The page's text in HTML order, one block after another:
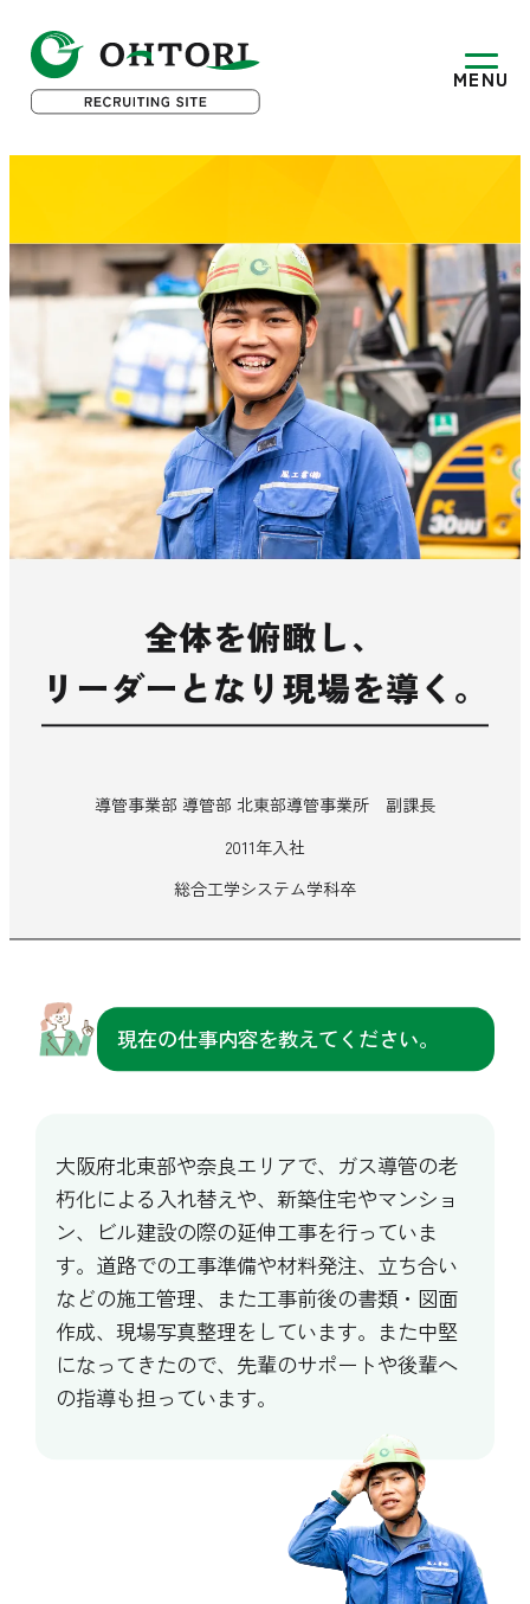
鳳
工
業
株
社
採
サ
イ
MENU
全体を俯瞰し、
リーダーとなり現場を導く。
導管事業部 導管部 北東部導管事業所 副課長
2011年入社
総合工学システム学科卒
現在の仕事内容を教えてください。
大阪府北東部や奈良エリアで、ガス導管の老
朽化による入れ替えや、新築住宅やマンショ
ン、ビル建設の際の延伸工事を行っていま
す。道路での工事準備や材料発注、立ち合い
などの施工管理、また工事前後の書類・図面
作成、現場写真整理をしています。また中堅
になってきたので、先輩のサポートや後輩へ
の指導も担っています。